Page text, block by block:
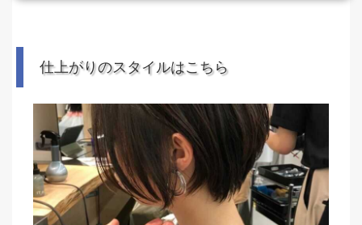
仕上がりのスタイルはこちら